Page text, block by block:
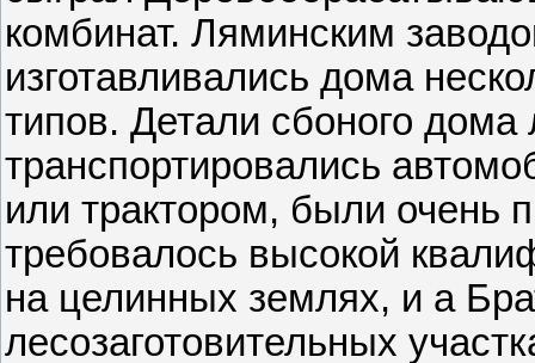
комбинат. Ляминским
изготавливались дома
типов. Детали сбоного дома
транспортировались
или трактором, были очень
требовалось высокой
на целинных землях, и а
лесозаготовительных